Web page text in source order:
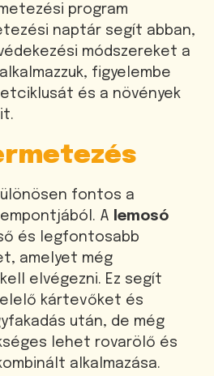
program
naptár segít abban,
módszereket a
figyelembe
és a növények
fontos a
A
lemosó
és legfontosabb
amelyet még
elvégezni. Ez segít
kártevőket és
után, de még
lehet rovarölő és
alkalmazása.